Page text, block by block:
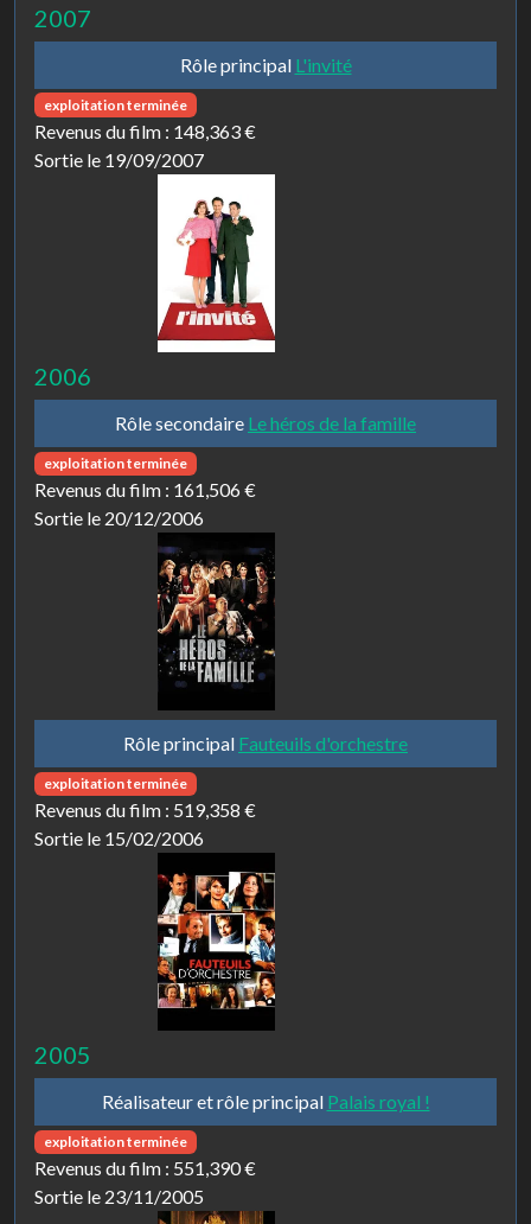
2007
Rôle principal L'invité
exploitation terminée
Revenus du film : 148,363 €
Sortie le 19/09/2007
2006
Rôle secondaire Le héros de la famille
exploitation terminée
Revenus du film : 161,506 €
Sortie le 20/12/2006
Rôle principal Fauteuils d'orchestre
exploitation terminée
Revenus du film : 519,358 €
Sortie le 15/02/2006
2005
Réalisateur et rôle principal Palais royal !
exploitation terminée
Revenus du film : 551,390 €
Sortie le 23/11/2005